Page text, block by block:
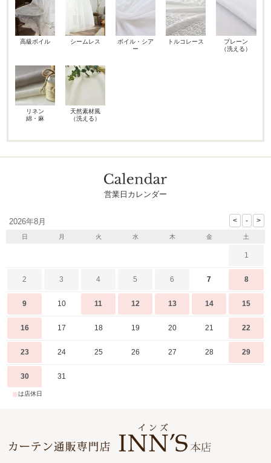
高級ボイル シームレス
ボイル・シア
ー
トルコレース
プレーン
（洗える）
リネン
綿・麻
天然素材風
（洗える）
営業日カレンダー
2026年8月
日 月 火 水 木 金 土
1
2 3 4 5 6 7 8
9 10 11 12 13 14 15
16 17 18 19 20 21 22
23 24 25 26 27 28 29
30 31
■は店休日